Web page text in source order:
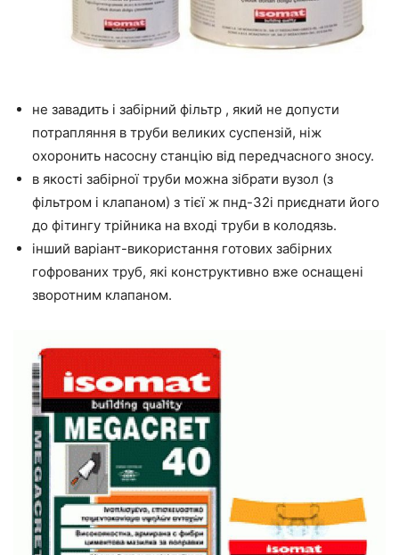
не завадить і забірний фільтр , який не допусти
потрапляння в труби великих суспензій, ніж
охоронить насосну станцію від передчасного зносу.
в якості забірної труби можна зібрати вузол (з
фільтром і клапаном) з тієї ж пнд-32і приєднати його
до фітингу трійника на вході труби в колодязь.
інший варіант-використання готових забірних
гофрованих труб, які конструктивно вже оснащені
зворотним клапаном.